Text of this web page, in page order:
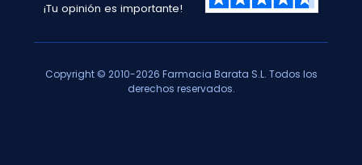
¡Tu opinión es importante!
Copyright © 2010-2026 Farmacia Barata S.L. Todos los
derechos reservados.